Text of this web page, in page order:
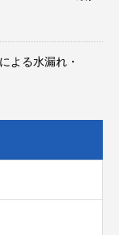
よる水漏れ・